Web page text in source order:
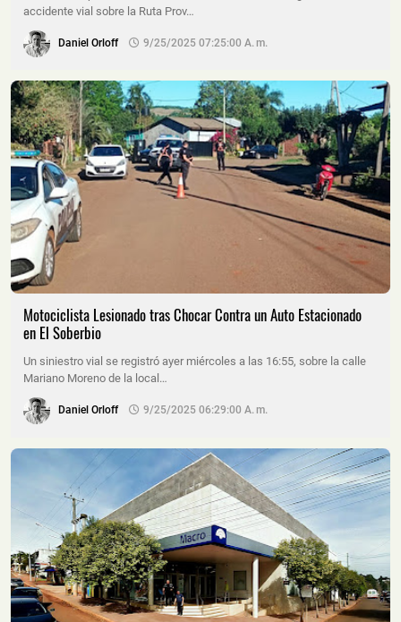
accidente vial sobre la Ruta Prov…
Daniel Orloff 9/25/2025 07:25:00 A. M.
Motociclista Lesionado tras Chocar Contra un Auto Estacionado
en El Soberbio
Un siniestro vial se registró ayer miércoles a las 16:55, sobre la calle
Mariano Moreno de la local…
Daniel Orloff 9/25/2025 06:29:00 A. M.